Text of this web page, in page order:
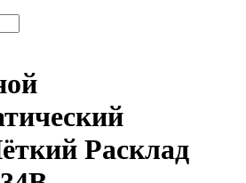
Расклад